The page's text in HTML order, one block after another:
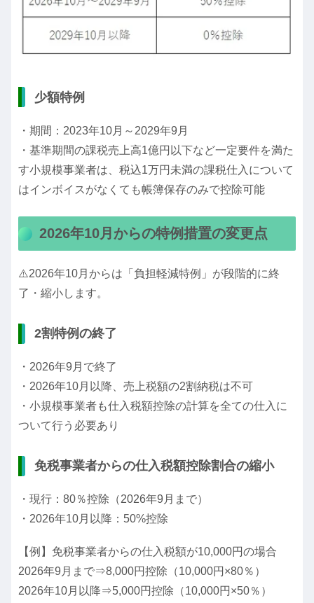
少額特例
・期間：2023年10月～2029年9月
・基準期間の課税売上高1億円以下など一定要件を満た
す小規模事業者は、税込1万円未満の課税仕入について
はインボイスがなくても帳簿保存のみで控除可能
2026年10月からの特例措置の変更点
⚠️2026年10月からは「負担軽減特例」が段階的に終
了・縮小します。
2割特例の終了
・2026年9月で終了
・2026年10月以降、売上税額の2割納税は不可
・小規模事業者も仕入税額控除の計算を全ての仕入に
ついて行う必要あり
免税事業者からの仕入税額控除割合の縮小
・現行：80％控除（2026年9月まで）
・2026年10月以降：50%控除
【例】免税事業者からの仕入税額が10,000円の場合
2026年9月まで⇒8,000円控除（10,000円×80％）
2026年10月以降⇒5,000円控除（10,000円×50％）